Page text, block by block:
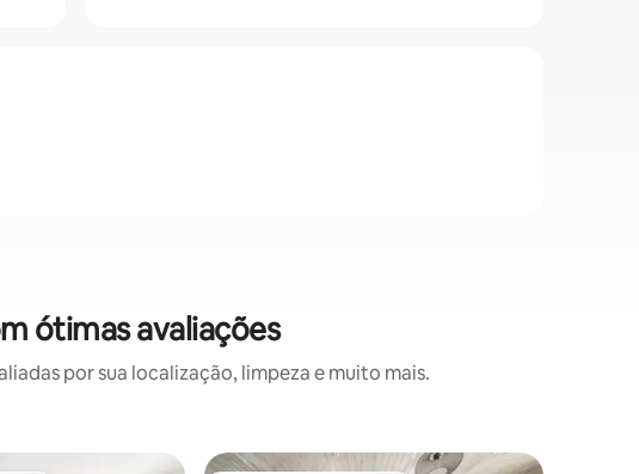
ótimas avaliações
por sua localização, limpeza e muito mais.